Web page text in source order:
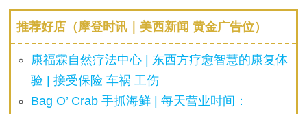
推荐好店（摩登时讯｜美西新闻 黄金广告位）
康福霖自然疗法中心 | 东西方疗愈智慧的康复体
验 | 接受保险 车祸 工伤
Bag O’ Crab 手抓海鲜 | 每天营业时间：